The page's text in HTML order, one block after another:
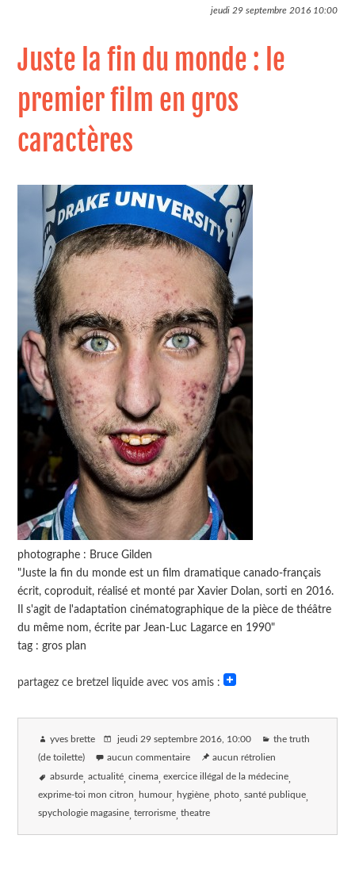
jeudi 29 septembre 201610:00
Juste la fin du monde : le
premier film en gros
caractères
photographe : Bruce Gilden
"Juste la fin du monde est un film dramatique canado-français
écrit, coproduit, réalisé et monté par Xavier Dolan, sorti en 2016.
Il s'agit de l'adaptation cinématographique de la pièce de théâtre
du même nom, écrite par Jean-Luc Lagarce en 1990"
tag : gros plan
partagez ce bretzel liquide avec vos amis :
yves brette jeudi 29 septembre 2016 , 10:00 the truth
(de toilette) aucun commentaire aucun rétrolien
absurde actualité cinema exercice illégal de la médecine
exprime-toi mon citron humour hygiène photo santé publique
spychologie magasine terrorisme theatre